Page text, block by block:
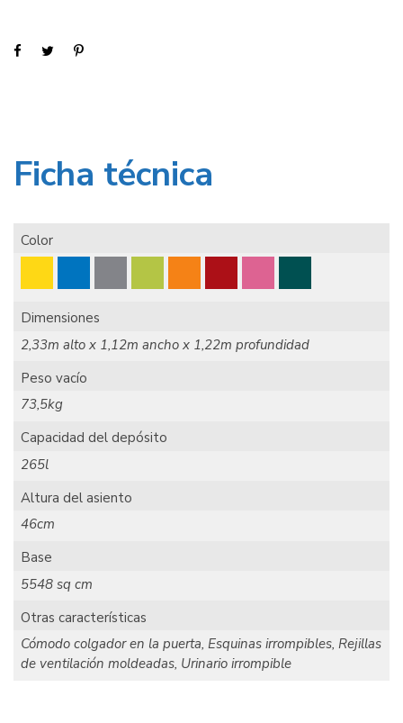
Ficha técnica
Color
Dimensiones
2,33m alto x 1,12m ancho x 1,22m profundidad
Peso vacío
73,5kg
Capacidad del depósito
265l
Altura del asiento
46cm
Base
5548 sq cm
Otras características
Cómodo colgador en la puerta, Esquinas irrompibles, Rejillas
de ventilación moldeadas, Urinario irrompible